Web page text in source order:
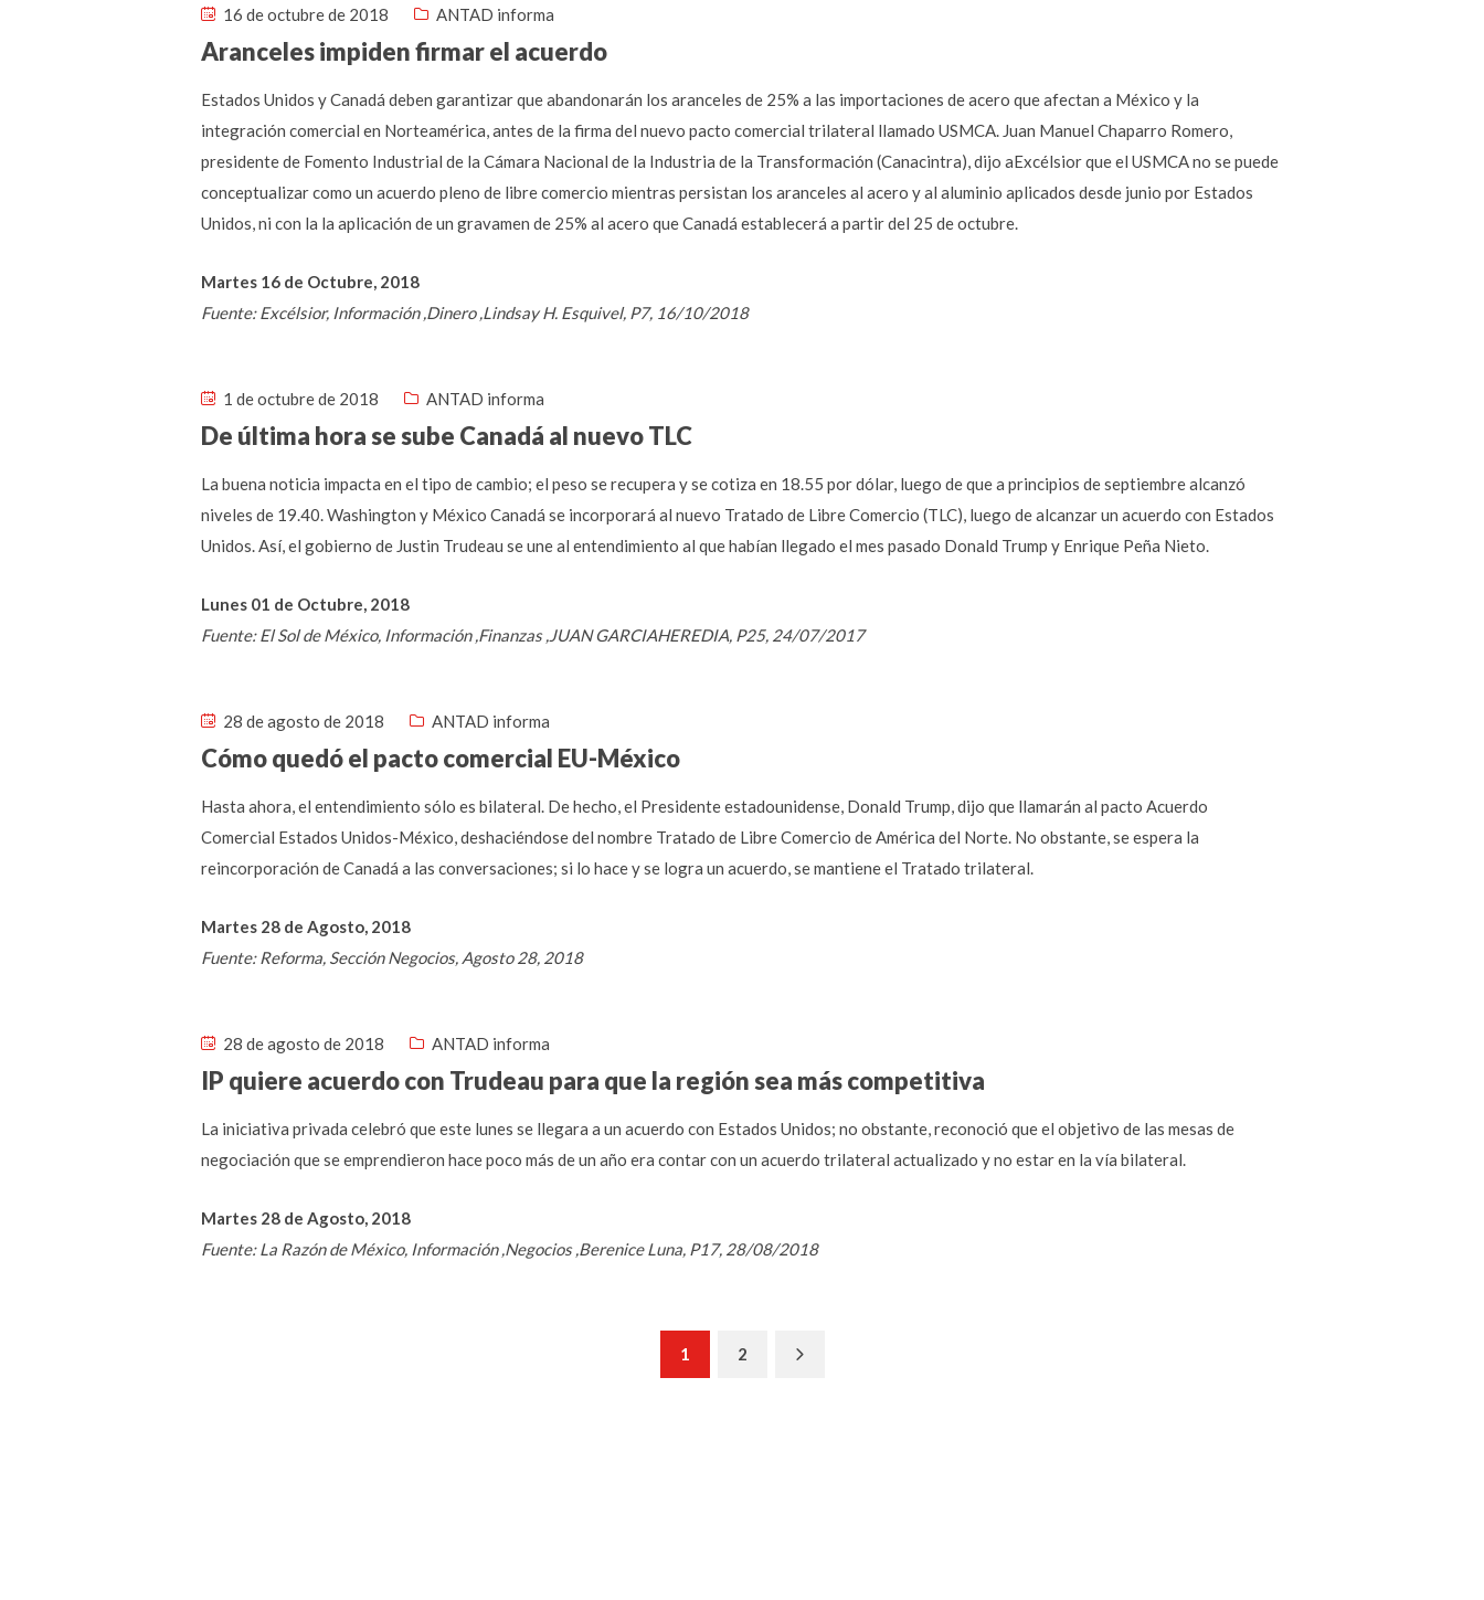
16 de octubre de 2018 ANTAD informa
Aranceles impiden firmar el acuerdo
Estados Unidos y Canadá deben garantizar que abandonarán los aranceles de 25% a las importaciones de acero que afectan a México y la
integración comercial en Norteamérica, antes de la firma del nuevo pacto comercial trilateral llamado USMCA. Juan Manuel Chaparro Romero,
presidente de Fomento Industrial de la Cámara Nacional de la Industria de la Transformación (Canacintra), dijo aExcélsior que el USMCA no se puede
conceptualizar como un acuerdo pleno de libre comercio mientras persistan los aranceles al acero y al aluminio aplicados desde junio por Estados
Unidos, ni con la la aplicación de un gravamen de 25% al acero que Canadá establecerá a partir del 25 de octubre.
Martes 16 de Octubre, 2018
Fuente: Excélsior, Información ,Dinero ,Lindsay H. Esquivel, P7, 16/10/2018
1 de octubre de 2018 ANTAD informa
De última hora se sube Canadá al nuevo TLC
La buena noticia impacta en el tipo de cambio; el peso se recupera y se cotiza en 18.55 por dólar, luego de que a principios de septiembre alcanzó
niveles de 19.40. Washington y México Canadá se incorporará al nuevo Tratado de Libre Comercio (TLC), luego de alcanzar un acuerdo con Estados
Unidos. Así, el gobierno de Justin Trudeau se une al entendimiento al que habían llegado el mes pasado Donald Trump y Enrique Peña Nieto.
Lunes 01 de Octubre, 2018
Fuente: El Sol de México, Información ,Finanzas ,JUAN GARCIAHEREDIA, P25, 24/07/2017
28 de agosto de 2018 ANTAD informa
Cómo quedó el pacto comercial EU-México
Hasta ahora, el entendimiento sólo es bilateral. De hecho, el Presidente estadounidense, Donald Trump, dijo que llamarán al pacto Acuerdo
Comercial Estados Unidos-México, deshaciéndose del nombre Tratado de Libre Comercio de América del Norte. No obstante, se espera la
reincorporación de Canadá a las conversaciones; si lo hace y se logra un acuerdo, se mantiene el Tratado trilateral.
Martes 28 de Agosto, 2018
Fuente: Reforma, Sección Negocios, Agosto 28, 2018
28 de agosto de 2018 ANTAD informa
IP quiere acuerdo con Trudeau para que la región sea más competitiva
La iniciativa privada celebró que este lunes se llegara a un acuerdo con Estados Unidos; no obstante, reconoció que el objetivo de las mesas de
negociación que se emprendieron hace poco más de un año era contar con un acuerdo trilateral actualizado y no estar en la vía bilateral.
Martes 28 de Agosto, 2018
Fuente: La Razón de México, Información ,Negocios ,Berenice Luna, P17, 28/08/2018
1 2